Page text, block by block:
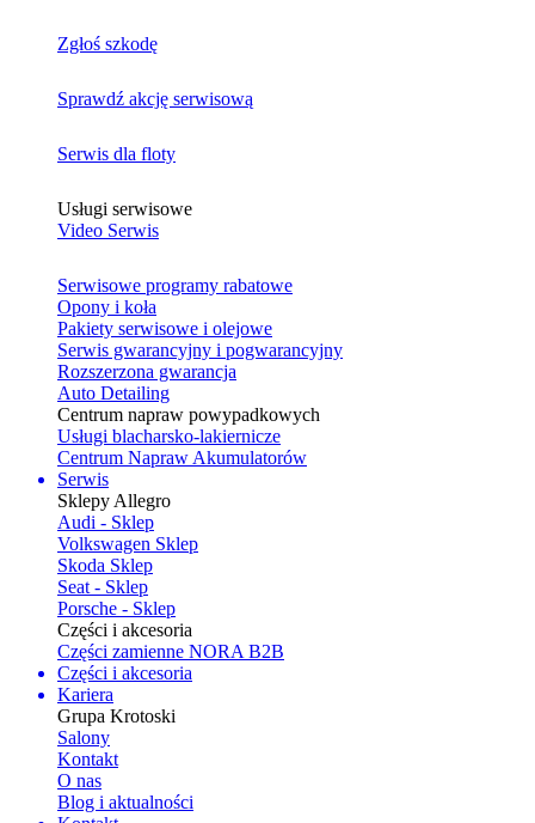
Zgłoś szkodę
Sprawdź akcję serwisową
Serwis dla floty
Usługi serwisowe
Video Serwis
Serwisowe programy rabatowe
Opony i koła
Pakiety serwisowe i olejowe
Serwis gwarancyjny i pogwarancyjny
Rozszerzona gwarancja
Auto Detailing
Centrum napraw powypadkowych
Usługi blacharsko-lakiernicze
Centrum Napraw Akumulatorów
Serwis
Sklepy Allegro
Audi - Sklep
Volkswagen Sklep
Skoda Sklep
Seat - Sklep
Porsche - Sklep
Części i akcesoria
Części zamienne NORA B2B
Części i akcesoria
Kariera
Grupa Krotoski
Salony
Kontakt
O nas
Blog i aktualności